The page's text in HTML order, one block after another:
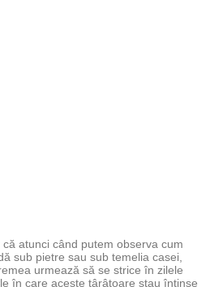
că atunci când putem observa cum
sub pietre sau sub temelia casei,
urmează să se strice în zilele
în care aceste târâtoare stau întinse